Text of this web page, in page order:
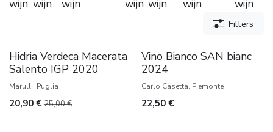
wijn wijn
wijn
wijn wijn
wijn
wijn
Filters
Kelderrest
Hidria Verdeca Macerata
Salento IGP 2020
Marulli, Puglia
20,90 € 25,00€
Vino Bianco SAN bianc
2024
Carlo Casetta, Piemonte
22,50€